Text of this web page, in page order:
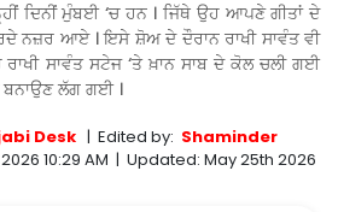
ਦਿਨੀਂ ਮੁੰਬਈ ‘ਚ ਹਨ । ਜਿੱਥੇ ਉਹ ਆਪਣੇ ਗੀਤਾਂ ਦੇ
ਨਜ਼ਰ ਆਏ । ਇਸੇ ਸ਼ੋਅ ਦੇ ਦੌਰਾਨ ਰਾਖੀ ਸਾਵੰਤ ਵੀ
ਸਾਵੰਤ ਸਟੇਜ ‘ਤੇ ਖ਼ਾਨ ਸਾਬ ਦੇ ਕੋਲ ਚਲੀ ਗਈ
ਬਨਾਉਣ ਲੱਗ ਗਈ ।
Desk | Edited by: Shaminder
10:29 AM | Updated: May 25th 2026